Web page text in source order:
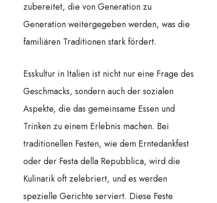
zubereitet, die von Generation zu
Generation weitergegeben werden, was die
familiären Traditionen stark fördert.
Esskultur in Italien ist nicht nur eine Frage des
Geschmacks, sondern auch der sozialen
Aspekte, die das gemeinsame Essen und
Trinken zu einem Erlebnis machen. Bei
traditionellen Festen, wie dem Erntedankfest
oder der Festa della Repubblica, wird die
Kulinarik oft zelebriert, und es werden
spezielle Gerichte serviert. Diese Feste